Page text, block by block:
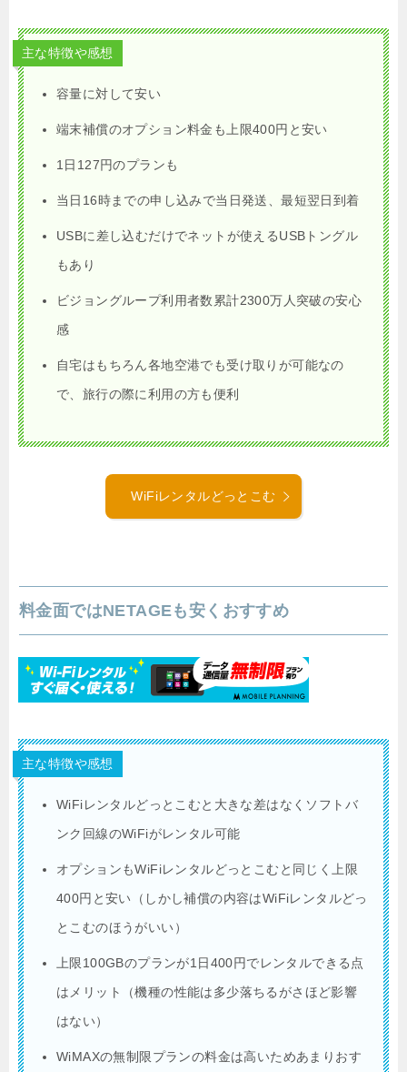
主な特徴や感想
容量に対して安い
端末補償のオプション料金も上限400円と安い
1日127円のプランも
当日16時までの申し込みで当日発送、最短翌日到着
USBに差し込むだけでネットが使えるUSBトングル
もあり
ビジョングループ利用者数累計2300万人突破の安心
感
自宅はもちろん各地空港でも受け取りが可能なの
で、旅行の際に利用の方も便利
WiFiレンタルどっとこむ
料金面ではNETAGEも安くおすすめ
主な特徴や感想
WiFiレンタルどっとこむと大きな差はなくソフトバ
ンク回線のWiFiがレンタル可能
オプションもWiFiレンタルどっとこむと同じく上限
400円と安い（しかし補償の内容はWiFiレンタルどっ
とこむのほうがいい）
上限100GBのプランが1日400円でレンタルできる点
はメリット（機種の性能は多少落ちるがさほど影響
はない）
WiMAXの無制限プランの料金は高いためあまりおす